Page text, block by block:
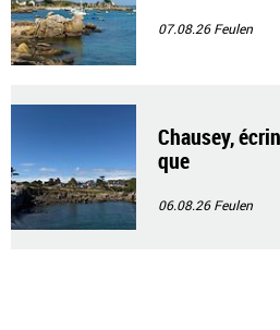
07.08.26Feulen
Chausey,
que
06.08.26Feulen